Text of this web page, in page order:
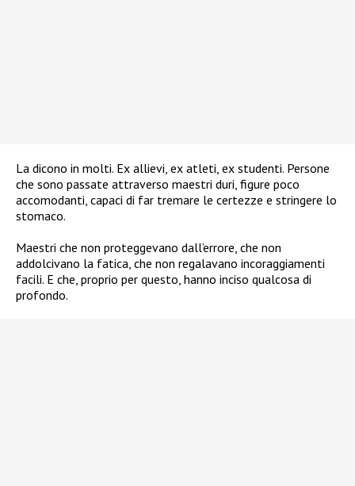
La dicono in molti. Ex allievi, ex atleti, ex studenti. Persone
che sono passate attraverso maestri duri, figure poco
accomodanti, capaci di far tremare le certezze e stringere lo
stomaco.
Maestri che non proteggevano dall’errore, che non
addolcivano la fatica, che non regalavano incoraggiamenti
facili. E che, proprio per questo, hanno inciso qualcosa di
profondo.